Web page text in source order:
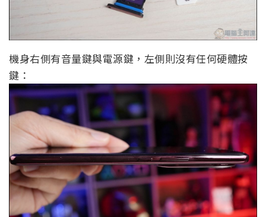
機身右側有音量鍵與電源鍵，左側則沒有任何硬體按
鍵：